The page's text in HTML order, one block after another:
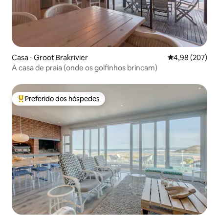
Casa ⋅ Groot Brakrivier 4,98 de uma
4,98 (207)
A casa de praia (onde os golfinhos brincam)
Entre os melhores preferidos dos hóspedes
Preferido dos hóspedes